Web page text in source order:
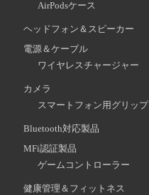
AirPodsケース
ヘッドフォン＆スピーカー
電源＆ケーブル
ワイヤレスチャージャー
カメラ
スマートフォン用グリップ
Bluetooth対応製品
MFi認証製品
ゲームコントローラー
健康管理＆フィットネス